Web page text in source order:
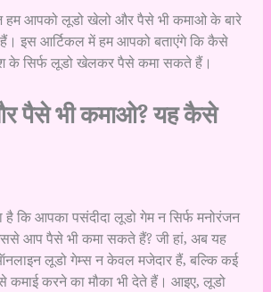
हम आपको लूडो खेलो और पैसे भी कमाओ के बारे
हैं। इस आर्टिकल में हम आपको बताएंगे कि कैसे
के सिर्फ लूडो खेलकर पैसे कमा सकते हैं।
पैसे भी कमाओ? यह कैसे
कि आपका पसंदीदा लूडो गेम न सिर्फ मनोरंजन
आप पैसे भी कमा सकते हैं? जी हां, अब यह
लूडो गेम्स न केवल मजेदार हैं, बल्कि कई
कमाई करने का मौका भी देते हैं। आइए, लूडो